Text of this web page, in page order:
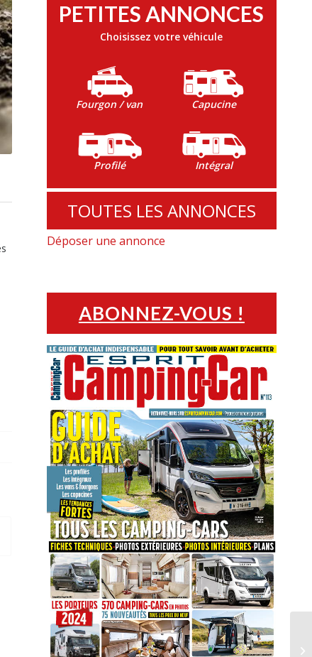
PETITES ANNONCES
Choisissez votre véhicule
Fourgon / van Capucine
Profilé Intégral
TOUTES LES ANNONCES
Déposer une annonce
ABONNEZ-VOUS !